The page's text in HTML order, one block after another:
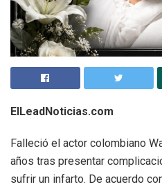
ElLeadNoticias.com
Falleció el actor colombiano
años tras presentar
sufrir un infarto. De acuerdo